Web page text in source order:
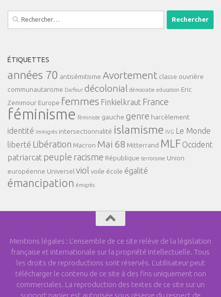
Rechercher :
ÉTIQUETTES
années 70 antisémitisme Avortement classe ouvrière
communautarisme Darfour décolonial démocratie education Eric
Zemmour Europe femmes Finkielkraut France
féminisme féministe gauche genre harcèlement
identité immigrés intersectionnalité islamisme IVG Le Monde
liberté Libération Macron Mai 68 Mitterrand MLF Occident
patriarcat peuple racisme République terrorisme Union
européenne Universel viol voile école égalité
émancipation émigrés
Mentions légales : L'ensemble de ce site relève de la législation
française et internationale sur la propriété intellectuelle. Tous
les droits de reproductions sont réservés. L'utilisateur peut
télécharger le contenu de ce site à des fins uniquement non
commerciales. La reproduction des textes de ce site sur un
support papier est autorisée sous réserve du respect de